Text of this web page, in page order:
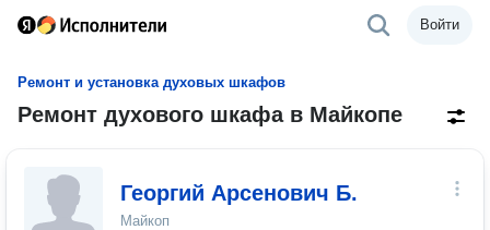
Войти
Ремонт и установка духовых шкафов
Ремонт духового шкафа в Майкопе
Георгий Арсенович Б.
Майкоп